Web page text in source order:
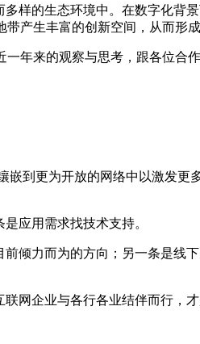
样的生态环境中。在数字化背
产生丰富的创新空间，从而形成
年来的观察与思考，跟各位合作
到更为开放的网络中以激发更
应用需求找技术支持。
倾力而为的方向；另一条是线下
网企业与各行各业结伴而行，